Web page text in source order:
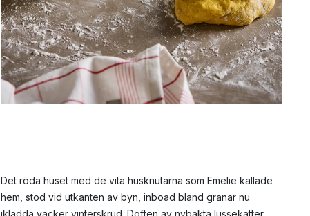
Det röda huset med de vita husknutarna som Emelie kallade
hem, stod vid utkanten av byn, inboad bland granar nu